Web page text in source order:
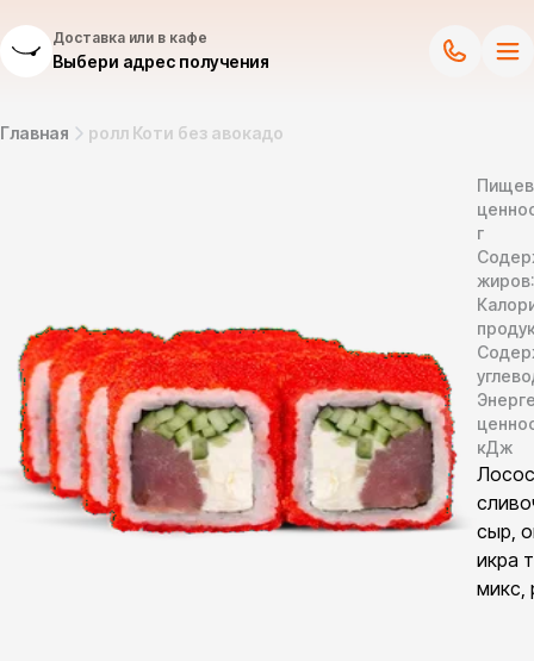
Доставка или в кафе
Выбери адрес получения
Главная ролл Коти без авокадо
г
кДж
сыр,
икра
микс,